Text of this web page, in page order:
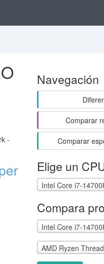
-
Navegación
Comparar
Comparar
Elige un
Intel Core i7-
Compara
Intel Core i7-